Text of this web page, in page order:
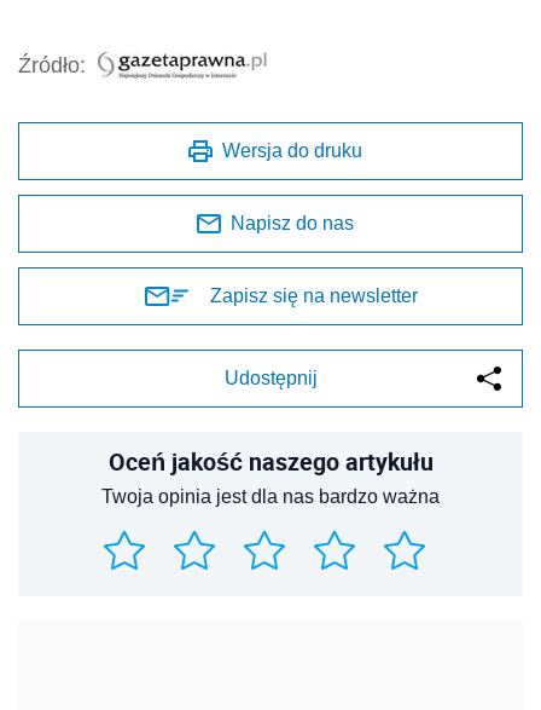
Źródło:
Wersja do druku
Napisz do nas
Zapisz się na newsletter
Udostępnij
Oceń jakość naszego artykułu
Twoja opinia jest dla nas bardzo ważna